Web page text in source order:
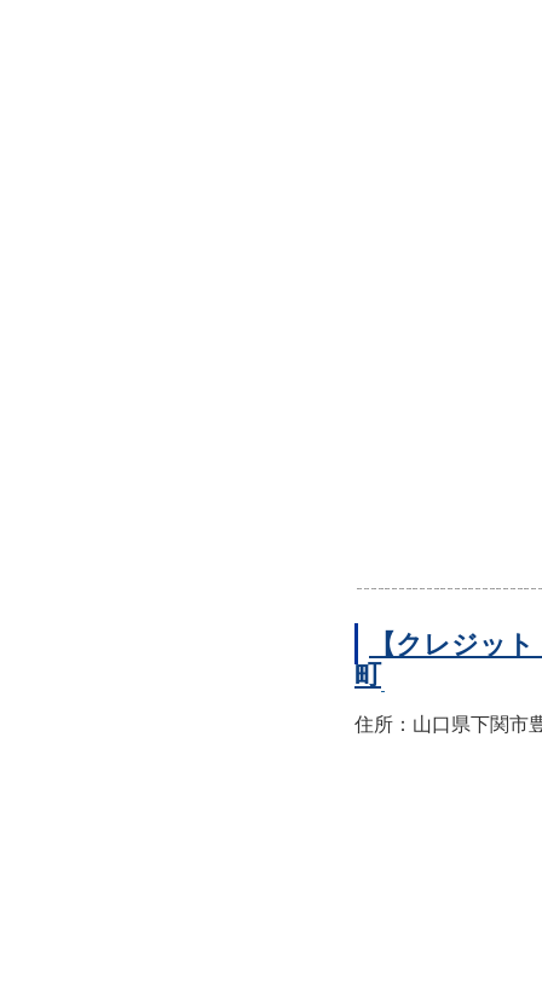
【クレジッ
町
住所：山口県下関市